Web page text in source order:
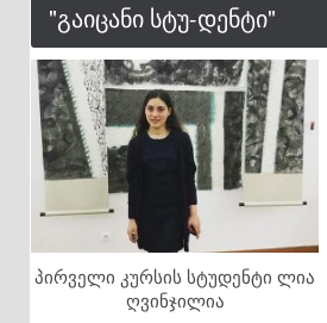
"გაიცანი სტუ-დენტი"
პირველი კურსის სტუდენტი ლია
ღვინჯილია